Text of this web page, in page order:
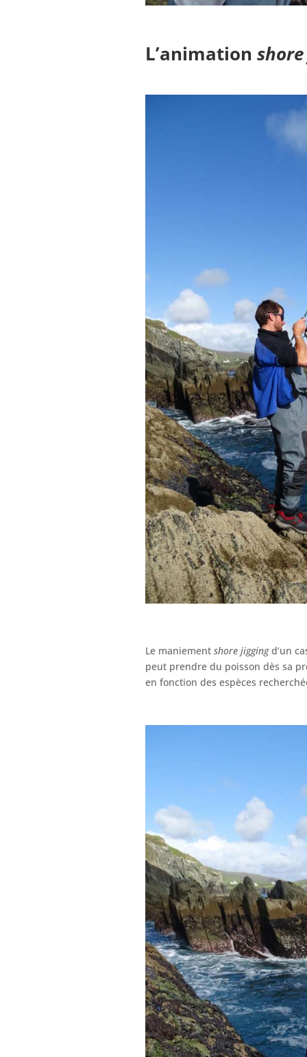
L’animation
Le maniement shore jiggingd’un
peut prendre du poisson dès sa
en fonction des espèces